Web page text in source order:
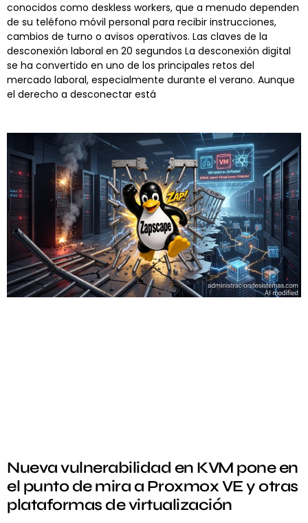
conocidos como deskless workers, que a menudo dependen
de su teléfono móvil personal para recibir instrucciones,
cambios de turno o avisos operativos. Las claves de la
desconexión laboral en 20 segundos La desconexión digital
se ha convertido en uno de los principales retos del
mercado laboral, especialmente durante el verano. Aunque
el derecho a desconectar está
Nueva vulnerabilidad en KVM pone en
el punto de mira a Proxmox VE y otras
plataformas de virtualización